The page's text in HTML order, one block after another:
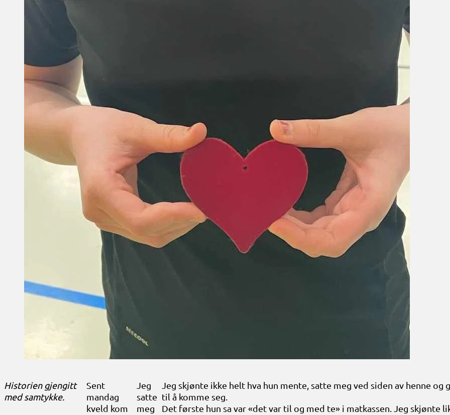
Historien gjengitt
med samtykke.
Sent
mandag
kveld kom
Jeg
satte
meg
Jeg skjønte ikke helt hva hun mente, satte meg ved siden av henne og
til å komme seg.
Det første hun sa var «det var til og med te» i matkassen. Jeg skjønte